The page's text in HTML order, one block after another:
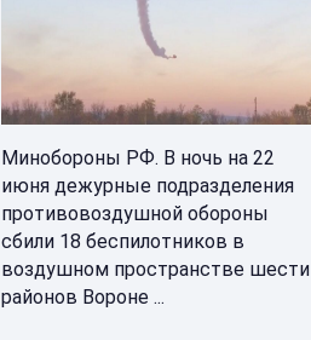
Минобороны РФ. В ночь на 22
июня дежурные подразделения
противовоздушной обороны
сбили 18 беспилотников в
воздушном пространстве шести
районов Вороне ...